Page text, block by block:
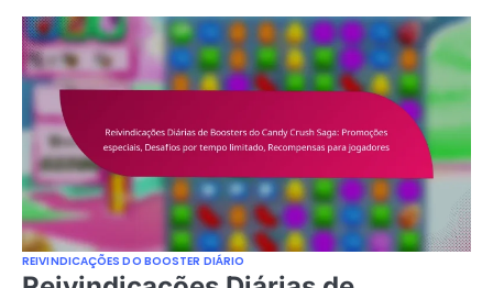
REIVINDICAÇÕES DO BOOSTER DIÁRIO